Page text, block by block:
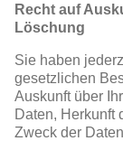
Recht auf
Löschung
Sie haben
gesetzlichen
Auskunft über
Daten, Herkunft
Zweck der